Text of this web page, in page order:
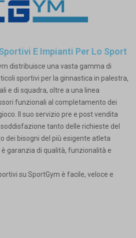
E Impianti Per Lo Sport
distribuisce una vasta gamma di
sportivi per la ginnastica in palestra,
e di squadra, oltre a una linea
funzionali al completamento dei
Il suo servizio pre e post vendita
tanto delle richieste del
dei bisogni del più esigente atleta
garanzia di qualità, funzionalità e
su SportGym è facile, veloce e